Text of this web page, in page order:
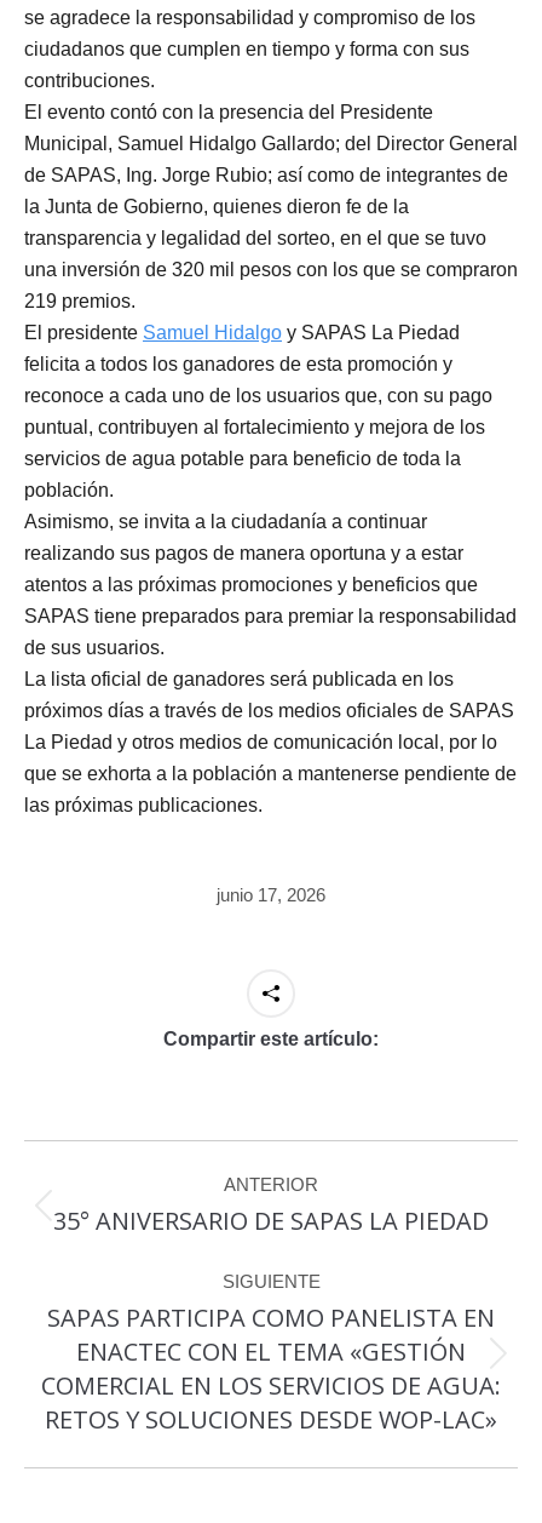
se agradece la responsabilidad y compromiso de los
ciudadanos que cumplen en tiempo y forma con sus
contribuciones.
El evento contó con la presencia del Presidente
Municipal, Samuel Hidalgo Gallardo; del Director General
de SAPAS, Ing. Jorge Rubio; así como de integrantes de
la Junta de Gobierno, quienes dieron fe de la
transparencia y legalidad del sorteo, en el que se tuvo
una inversión de 320 mil pesos con los que se compraron
219 premios.
El presidente Samuel Hidalgo y SAPAS La Piedad
felicita a todos los ganadores de esta promoción y
reconoce a cada uno de los usuarios que, con su pago
puntual, contribuyen al fortalecimiento y mejora de los
servicios de agua potable para beneficio de toda la
población.
Asimismo, se invita a la ciudadanía a continuar
realizando sus pagos de manera oportuna y a estar
atentos a las próximas promociones y beneficios que
SAPAS tiene preparados para premiar la responsabilidad
de sus usuarios.
La lista oficial de ganadores será publicada en los
próximos días a través de los medios oficiales de SAPAS
La Piedad y otros medios de comunicación local, por lo
que se exhorta a la población a mantenerse pendiente de
las próximas publicaciones.
junio 17, 2026
Compartir este artículo:
Navegación
entre
publicaciones
ANTERIOR
Publicación
35° ANIVERSARIO DE SAPAS LA PIEDAD
SIGUIENTE
Publicación
siguiente:
SAPAS PARTICIPA COMO PANELISTA EN
ENACTEC CON EL TEMA «GESTIÓN
COMERCIAL EN LOS SERVICIOS DE AGUA:
RETOS Y SOLUCIONES DESDE WOP-LAC»